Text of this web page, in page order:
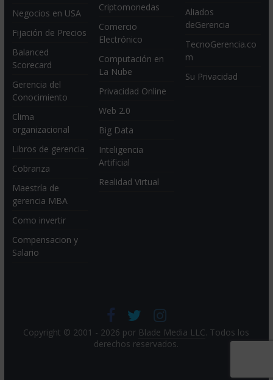
Negocios en USA
Fijación de Precios
Balanced
Scorecard
Gerencia del
Conocimiento
Clima
organizacional
Libros de gerencia
Cobranza
Maestría de
gerencia MBA
Como invertir
Compensacion y
Salario
Criptomonedas
Comercio
Electrónico
Computación en
La Nube
Privacidad Online
Web 2.0
Big Data
Inteligencia
Artificial
Realidad Virtual
Aliados
deGerencia
TecnoGerencia.co
m
Su Privacidad
Copyright © 2001 - 2026 por Blade Media LLC. Todos los
derechos reservados.